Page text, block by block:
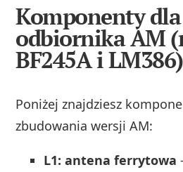
Komponenty
odbiornika AM
BF245A i LM386)
Poniżej znajdziesz
zbudowania wersji AM:
L1: antena ferrytowa